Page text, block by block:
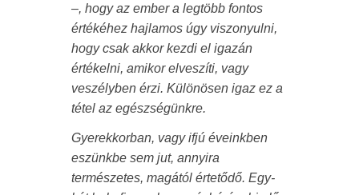
–, hogy az ember a legtöbb fontos
értékéhez hajlamos úgy viszonyulni,
hogy csak akkor kezdi el igazán
értékelni, amikor elveszíti, vagy
veszélyben érzi. Különösen igaz ez a
tétel az egészségünkre.
Gyerekkorban, vagy ifjú éveinkben
eszünkbe sem jut, annyira
természetes, magától értetődő. Egy-